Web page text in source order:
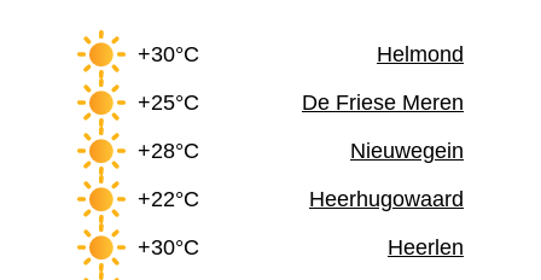
+30°C
Helmond
+25°C
De Friese Meren
+28°C
Nieuwegein
+22°C
Heerhugowaard
+30°C
Heerlen